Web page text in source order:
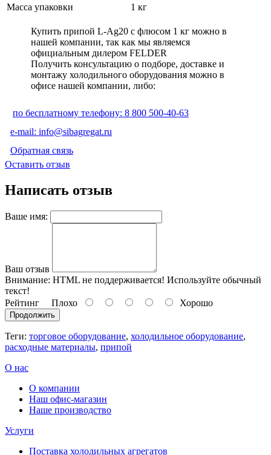
Масса упаковки
1 кг
Купить припой L-Ag20 с флюсом 1 кг можно в
нашей компании, так как мы являемся
официальным дилером FELDER
Получить консультацию о подборе, доставке и
монтажу холодильного оборудования можно в
офисе нашей компании, либо:
по бесплатному телефону: 8 800 500-40-63
e-mail: info@sibagregat.ru
Обратная связь
Оставить отзыв
Написать отзыв
Ваше имя:
Ваш отзыв
Внимание: HTML не поддерживается! Используйте обычный
текст!
Рейтинг Плохо Хорошо
Продолжить
Теги: торговое оборудование, холодильное оборудование,
расходные материалы, припой
О нас
О компании
Наш офис-магазин
Наше производство
Услуги
Поставка холодильных агрегатов